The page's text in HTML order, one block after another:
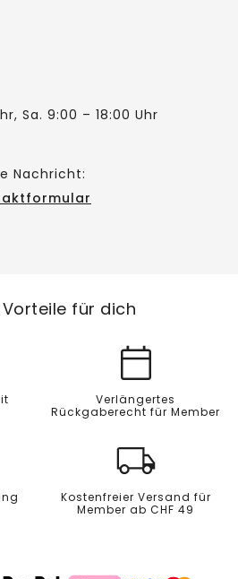
Sa. 9:00 – 18:00 Uhr
Nachricht:
Vorteile für dich
Verlängertes
Rückgaberecht für Member
Kostenfreier Versand für
Member ab CHF 49